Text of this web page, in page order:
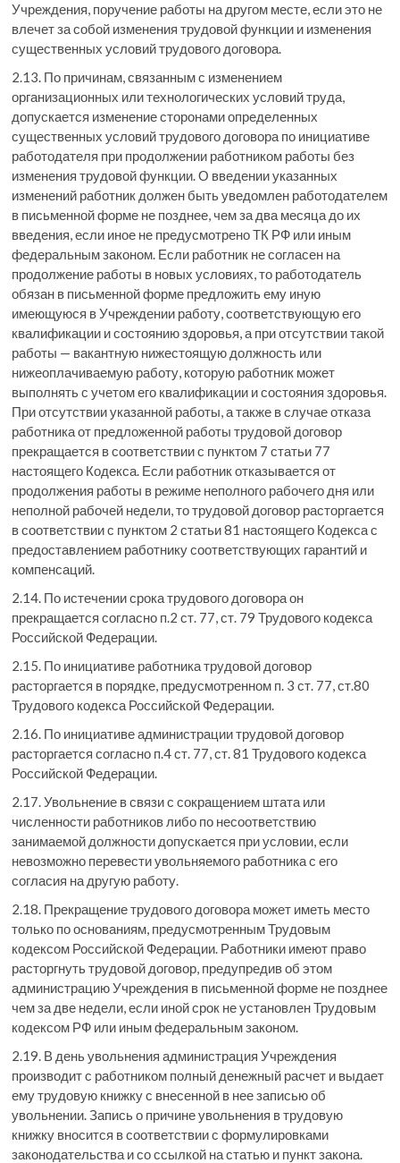
Учреждения, поручение работы на другом месте, если это не
влечет за собой изменения трудовой функции и изменения
существенных условий трудового договора.
2.13. По причинам, связанным с изменением
организационных или технологических условий труда,
допускается изменение сторонами определенных
существенных условий трудового договора по инициативе
работодателя при продолжении работником работы без
изменения трудовой функции. О введении указанных
изменений работник должен быть уведомлен работодателем
в письменной форме не позднее, чем за два месяца до их
введения, если иное не предусмотрено ТК РФ или иным
федеральным законом. Если работник не согласен на
продолжение работы в новых условиях, то работодатель
обязан в письменной форме предложить ему иную
имеющуюся в Учреждении работу, соответствующую его
квалификации и состоянию здоровья, а при отсутствии такой
работы — вакантную нижестоящую должность или
нижеоплачиваемую работу, которую работник может
выполнять с учетом его квалификации и состояния здоровья.
При отсутствии указанной работы, а также в случае отказа
работника от предложенной работы трудовой договор
прекращается в соответствии с пунктом 7 статьи 77
настоящего Кодекса. Если работник отказывается от
продолжения работы в режиме неполного рабочего дня или
неполной рабочей недели, то трудовой договор расторгается
в соответствии с пунктом 2 статьи 81 настоящего Кодекса с
предоставлением работнику соответствующих гарантий и
компенсаций.
2.14. По истечении срока трудового договора он
прекращается согласно п.2 ст. 77, ст. 79 Трудового кодекса
Российской Федерации.
2.15. По инициативе работника трудовой договор
расторгается в порядке, предусмотренном п. 3 ст. 77, ст.80
Трудового кодекса Российской Федерации.
2.16. По инициативе администрации трудовой договор
расторгается согласно п.4 ст. 77, ст. 81 Трудового кодекса
Российской Федерации.
2.17. Увольнение в связи с сокращением штата или
численности работников либо по несоответствию
занимаемой должности допускается при условии, если
невозможно перевести увольняемого работника с его
согласия на другую работу.
2.18. Прекращение трудового договора может иметь место
только по основаниям, предусмотренным Трудовым
кодексом Российской Федерации. Работники имеют право
расторгнуть трудовой договор, предупредив об этом
администрацию Учреждения в письменной форме не позднее
чем за две недели, если иной срок не установлен Трудовым
кодексом РФ или иным федеральным законом.
2.19. В день увольнения администрация Учреждения
производит с работником полный денежный расчет и выдает
ему трудовую книжку с внесенной в нее записью об
увольнении. Запись о причине увольнения в трудовую
книжку вносится в соответствии с формулировками
законодательства и со ссылкой на статью и пункт закона.